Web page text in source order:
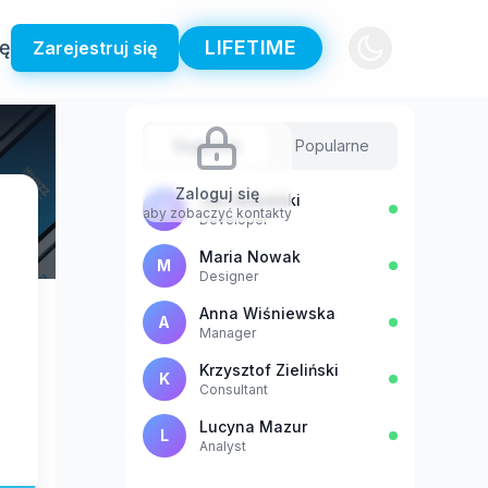
Zarejestruj się LIFETIME
Zaloguj się
aby zobaczyć kontakty
Sugestie Popularne
J Jan Kowalski
Developer
M Maria Nowak
Designer
A Anna Wiśniewska
Manager
K Krzysztof Zieliński
Consultant
L Lucyna Mazur
Analyst